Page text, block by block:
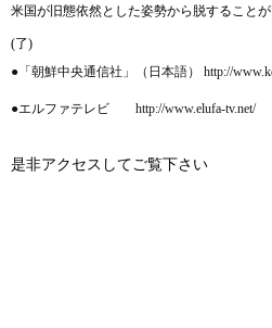
米国が旧態依然とした姿勢から脱すること
(了)
●「朝鮮中央通信社」（日本語） http://
●エルファテレビ http://www.elufa-tv.net/
是非アクセスしてご覧下さい